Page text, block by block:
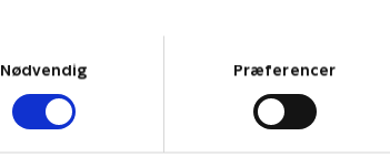
Nødvendig
Præferencer